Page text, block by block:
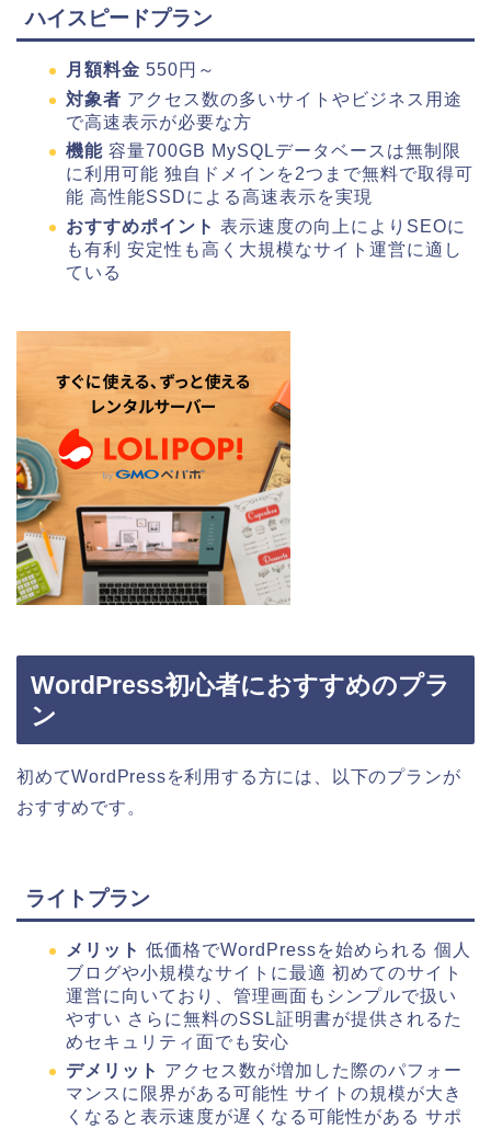
ハイスピードプラン
月額料金 550円～
対象者 アクセス数の多いサイトやビジネス用途
で高速表示が必要な方
機能 容量700GB MySQLデータベースは無制限
に利用可能 独自ドメインを2つまで無料で取得可
能 高性能SSDによる高速表示を実現
おすすめポイント 表示速度の向上によりSEOに
も有利 安定性も高く大規模なサイト運営に適し
ている
WordPress初心者におすすめのプラ
ン
初めてWordPressを利用する方には、以下のプランが
おすすめです。
ライトプラン
メリット 低価格でWordPressを始められる 個人
ブログや小規模なサイトに最適 初めてのサイト
運営に向いており、管理画面もシンプルで扱い
やすい さらに無料のSSL証明書が提供されるた
めセキュリティ面でも安心
デメリット アクセス数が増加した際のパフォー
マンスに限界がある可能性 サイトの規模が大き
くなると表示速度が遅くなる可能性がある サポ